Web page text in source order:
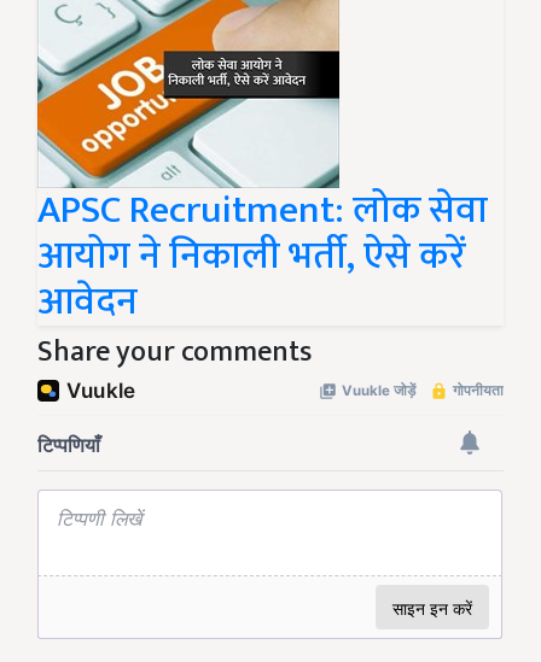
APSC Recruitment: लोक सेवा
आयोग ने निकाली भर्ती, ऐसे करें
आवेदन
Share your comments